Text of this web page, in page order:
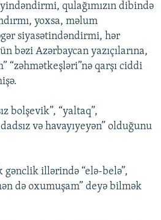
qulağımızın dibində
yoxsa, məlum
siyasətindəndirmi, hər
bəzi Azərbaycan yazıçılarına,
“zəhmətkeşləri”nə qarşı ciddi
bolşevik”, “yaltaq”,
və havayıyeyən” olduğunu
illərində “elə-belə”,
də oxumuşam” deyə bilmək